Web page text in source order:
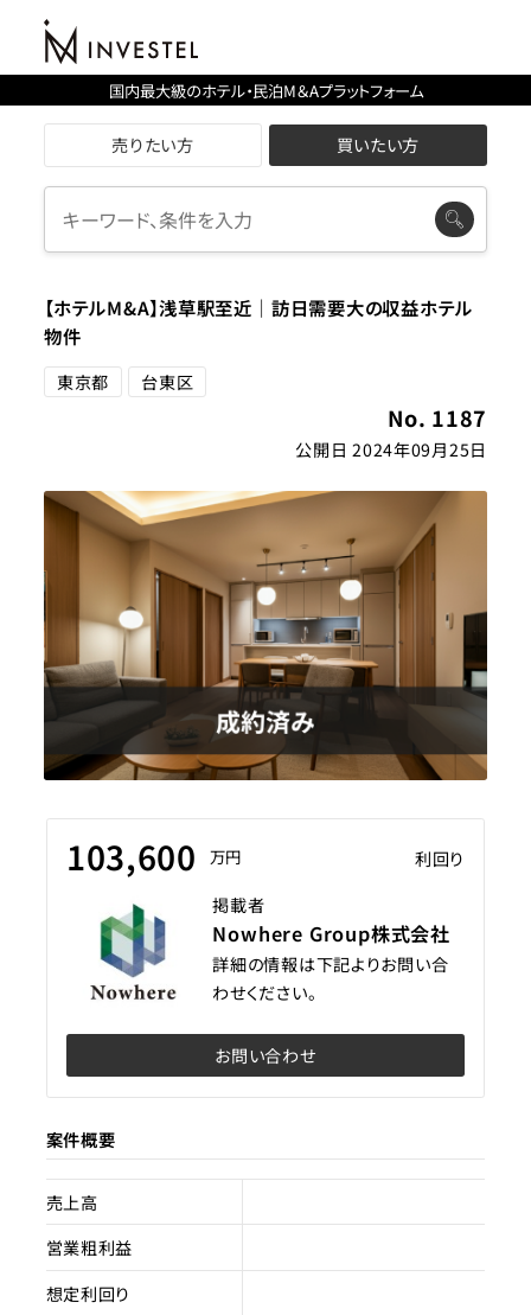
国内最大級のホテル・民泊M＆Aプラットフォーム
売りたい方 買いたい方
【ホテルM&A】浅草駅至近｜訪日需要大の収益ホテル
物件
東京都 台東区
No. 1187
公開日 2024年09月25日
103,600 万円
利回り
掲載者
Nowhere Group株式会社
詳細の情報は下記よりお問い合
わせください。
お問い合わせ
案件概要
売上高
営業粗利益
想定利回り